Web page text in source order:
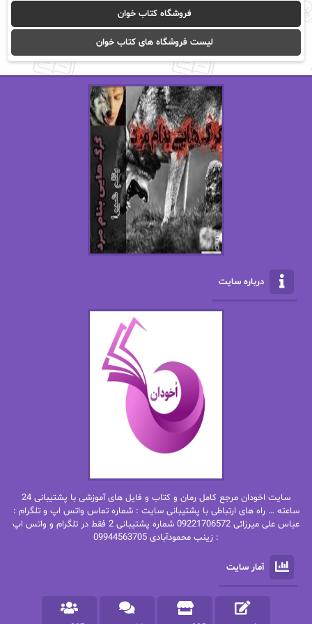
ا_اصغر زاده ا_اصغرزاده
اریک مورگنشترن از نیلوفر لاری
استل مسکم
اصغر زاده
اکرم محمدی
الف صاد
الکساندر دوما
الناز پاکپور‌
الناز محمدی
امیر فرهی
باران
بهار سلطانی
بهاره شیرازی
بهاره.م
بیتا فرخی
پاتریشیا ویلسون پرتو فرهمند
پرستو اسحقی
پرستو مهاجر
پرهام رسولی
فروشگاه کتاب خوان
لیست فروشگاه های کتاب خوان
درباره سایت
سایت اخودان مرجع کامل رمان و کتاب و فایل های آموزشی با پشتیبانی 24
ساعته … راه های ارتباطی با پشتیبانی سایت : شماره تماس واتس اپ و تلگرام :
عباس علی میرزائی 09221706572 شماره پشتیبانی 2 فقط در تلگرام و واتس اپ
: زینب محمودآبادی 09944563705
آمار سایت